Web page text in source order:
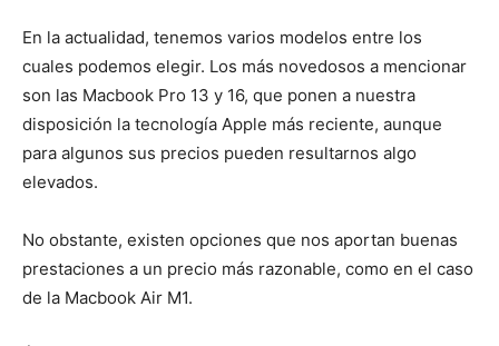
En la actualidad, tenemos varios modelos entre los
cuales podemos elegir. Los más novedosos a mencionar
son las Macbook Pro 13 y 16, que ponen a nuestra
disposición la tecnología Apple más reciente, aunque
para algunos sus precios pueden resultarnos algo
elevados.
No obstante, existen opciones que nos aportan buenas
prestaciones a un precio más razonable, como en el caso
de la Macbook Air M1.